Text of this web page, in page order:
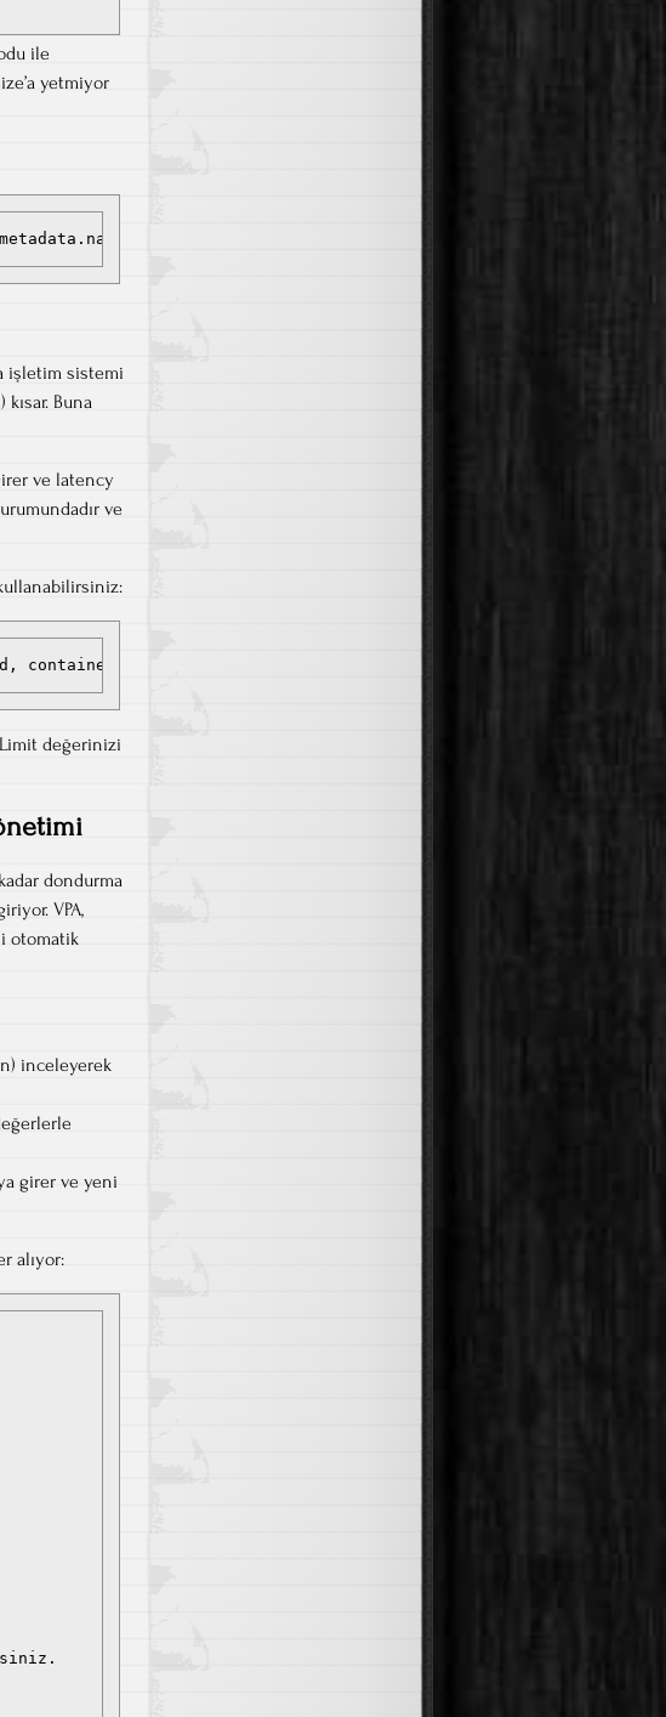
ile
yetmiyor
işletim sistemi
Buna
ve latency
ve
container) / sum(rate(container_cpu_usage_seconds_total[5m]))
Limit değerinizi
dondurma
VPA,
otomatik
inceleyerek
girer ve yeni
alıyor: